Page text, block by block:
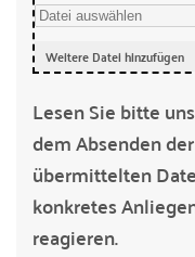
Weitere Datei hinzufügen
Lesen Sie bitte
dem Absenden
übermittelten
konkretes
reagieren.